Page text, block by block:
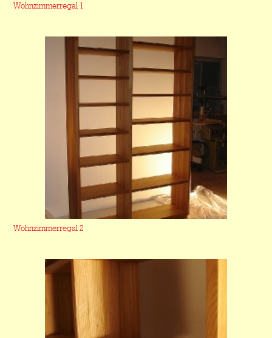
Wohnzimmerregal 1
Wohnzimmerregal 2